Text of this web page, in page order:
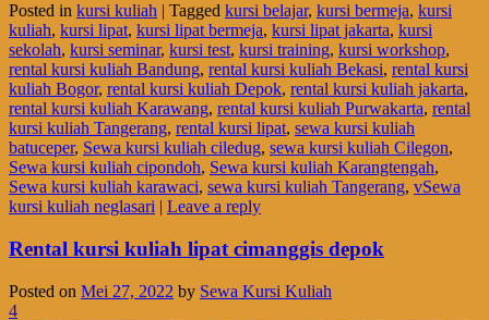
Posted in kursi kuliah | Tagged kursi belajar, kursi bermeja, kursi
kuliah, kursi lipat, kursi lipat bermeja, kursi lipat jakarta, kursi
sekolah, kursi seminar, kursi test, kursi training, kursi workshop,
rental kursi kuliah Bandung, rental kursi kuliah Bekasi, rental kursi
kuliah Bogor, rental kursi kuliah Depok, rental kursi kuliah jakarta,
rental kursi kuliah Karawang, rental kursi kuliah Purwakarta, rental
kursi kuliah Tangerang, rental kursi lipat, sewa kursi kuliah
batuceper, Sewa kursi kuliah ciledug, sewa kursi kuliah Cilegon,
Sewa kursi kuliah cipondoh, Sewa kursi kuliah Karangtengah,
Sewa kursi kuliah karawaci, sewa kursi kuliah Tangerang, vSewa
kursi kuliah neglasari | Leave a reply
Rental kursi kuliah lipat cimanggis depok
Posted on Mei 27, 2022 by Sewa Kursi Kuliah
4